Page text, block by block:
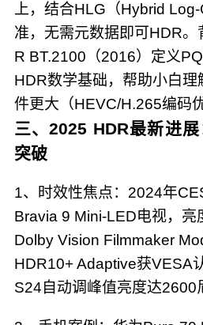
上，结合HLG（Hybrid
准，无需元数据即可HDR
R BT.2100（2016）定义
HDR数学基础，帮助小白
件更大（HEVC/H.265编码
三、2025 HDR最新进
突破
1、时效性焦点：2024年
Bravia 9 Mini-LED电视，
Dolby Vision Filmmaker
HDR10+ Adaptive获VESA
S24自动调峰值亮度达2600